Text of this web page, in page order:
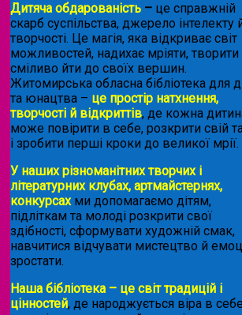
Дитяча обдарованість – це справжній
скарб суспільства, джерело інтелекту
творчості. Це магія, яка відкриває світ
можливостей, надихає мріяти, творити
сміливо йти до своїх вершин.
Житомирська обласна бібліотека для
та юнацтва – це простір натхнення,
творчості й відкриттів, де кожна
може повірити в себе, розкрити свій
і зробити перші кроки до великої мрії.
У наших різноманітних творчих і
літературних клубах, артмайстернях,
конкурсахми допомагаємо дітям,
підліткам та молоді розкрити свої
здібності, сформувати художній смак,
навчитися відчувати мистецтво й
зростати.
Наша бібліотека – це світ традицій і
цінностей, де народжується віра в